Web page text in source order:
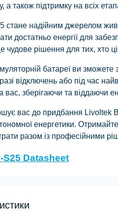
а також підтримку на всіх
стане надійним джерелом
достатньо енергії для
рішення для тих, хто
батареї ви зможете
разі відключень або під час
зберігаючи та віддаючи
вас до придбання Livoltek
енергетики.
разом із професійними
Datasheet